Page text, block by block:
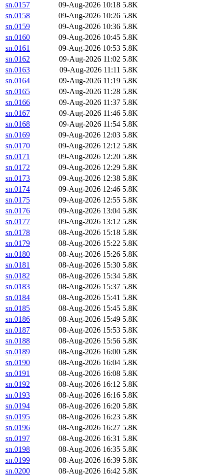
sn.0157
09-Aug-2026 10:18 5.8K
sn.0158
09-Aug-2026 10:26 5.8K
sn.0159
09-Aug-2026 10:36 5.8K
sn.0160
09-Aug-2026 10:45 5.8K
sn.0161
09-Aug-2026 10:53 5.8K
sn.0162
09-Aug-2026 11:02 5.8K
sn.0163
09-Aug-2026 11:11 5.8K
sn.0164
09-Aug-2026 11:19 5.8K
sn.0165
09-Aug-2026 11:28 5.8K
sn.0166
09-Aug-2026 11:37 5.8K
sn.0167
09-Aug-2026 11:46 5.8K
sn.0168
09-Aug-2026 11:54 5.8K
sn.0169
09-Aug-2026 12:03 5.8K
sn.0170
09-Aug-2026 12:12 5.8K
sn.0171
09-Aug-2026 12:20 5.8K
sn.0172
09-Aug-2026 12:29 5.8K
sn.0173
09-Aug-2026 12:38 5.8K
sn.0174
09-Aug-2026 12:46 5.8K
sn.0175
09-Aug-2026 12:55 5.8K
sn.0176
09-Aug-2026 13:04 5.8K
sn.0177
09-Aug-2026 13:12 5.8K
sn.0178
08-Aug-2026 15:18 5.8K
sn.0179
08-Aug-2026 15:22 5.8K
sn.0180
08-Aug-2026 15:26 5.8K
sn.0181
08-Aug-2026 15:30 5.8K
sn.0182
08-Aug-2026 15:34 5.8K
sn.0183
08-Aug-2026 15:37 5.8K
sn.0184
08-Aug-2026 15:41 5.8K
sn.0185
08-Aug-2026 15:45 5.8K
sn.0186
08-Aug-2026 15:49 5.8K
sn.0187
08-Aug-2026 15:53 5.8K
sn.0188
08-Aug-2026 15:56 5.8K
sn.0189
08-Aug-2026 16:00 5.8K
sn.0190
08-Aug-2026 16:04 5.8K
sn.0191
08-Aug-2026 16:08 5.8K
sn.0192
08-Aug-2026 16:12 5.8K
sn.0193
08-Aug-2026 16:16 5.8K
sn.0194
08-Aug-2026 16:20 5.8K
sn.0195
08-Aug-2026 16:23 5.8K
sn.0196
08-Aug-2026 16:27 5.8K
sn.0197
08-Aug-2026 16:31 5.8K
sn.0198
08-Aug-2026 16:35 5.8K
sn.0199
08-Aug-2026 16:39 5.8K
sn.0200
08-Aug-2026 16:42 5.8K